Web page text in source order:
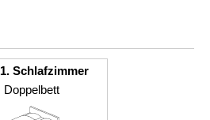
1. Schlafzimmer
Doppelbett